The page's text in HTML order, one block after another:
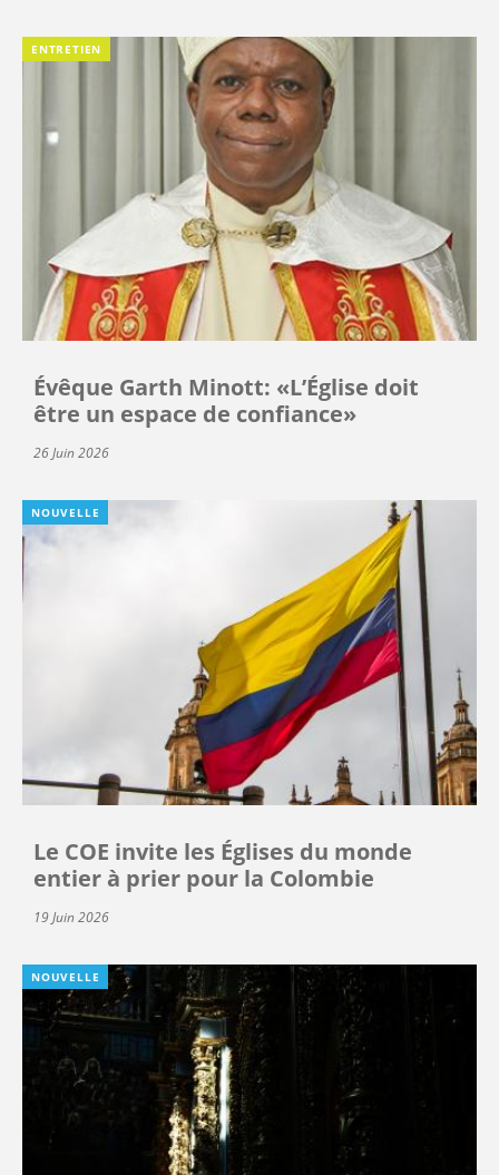
ENTRETIEN
Évêque Garth Minott: «L’Église doit
être un espace de confiance»
26 Juin 2026
NOUVELLE
Le COE invite les Églises du monde
entier à prier pour la Colombie
19 Juin 2026
NOUVELLE